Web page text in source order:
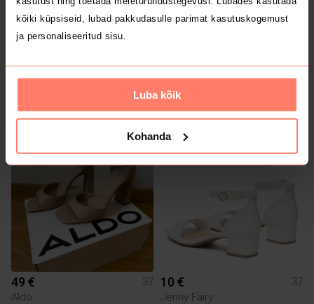
kõiki küpsiseid, lubad pakkudasulle parimat kasutuskogemust
ja personaliseeritud sisu.
Luba kõik
Kohanda
37 195 €
3
49 €
37
Aldo
10 €
37
Jenny Fairy